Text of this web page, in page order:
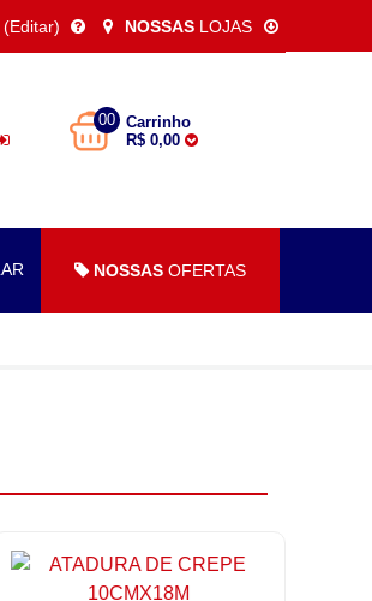
(Editar) NOSSAS LOJAS
00
Carrinho
R$ 0,00
NOSSAS OFERTAS